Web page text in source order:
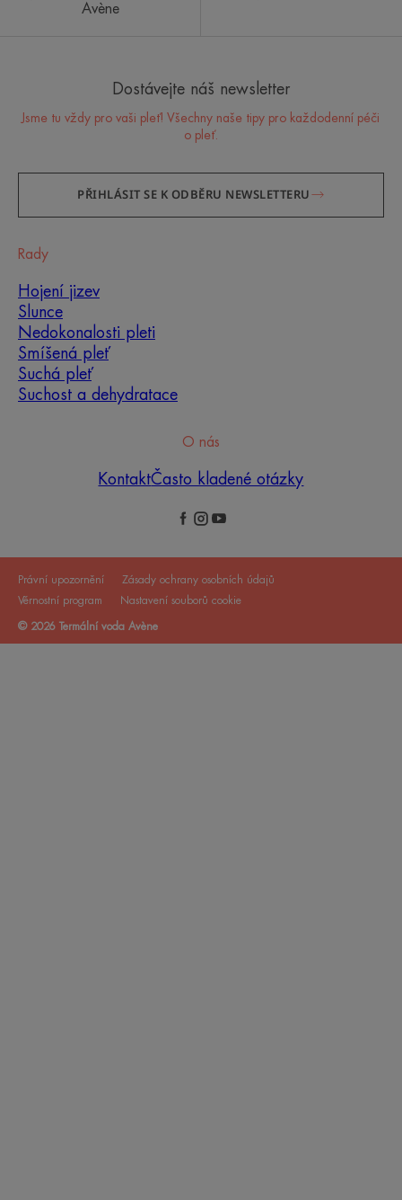
Avène
Dostávejte náš newsletter
Jsme tu vždy pro vaši pleť! Všechny naše tipy pro každodenní péči
o pleť.
PŘIHLÁSIT SE K ODBĚRU NEWSLETTERU
Rady
Hojení jizev
Slunce
Nedokonalosti pleti
Smíšená pleť
Suchá pleť
Suchost a dehydratace
O nás
KontaktČasto kladené otázky
Právní upozornění
Zásady ochrany osobních údajů
Věrnostní program
Nastavení souborů cookie
© 2026 Termální voda Avène